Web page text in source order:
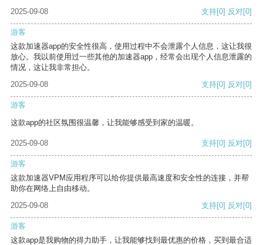
2025-09-08
支持[0] 反对[0]
游客
这款加速器app的安全性很高，使用过程中不会泄露个人信息，这让我很
放心。我以前使用过一些其他的加速器app，经常会出现个人信息泄露的
情况，这让我非常担心。
2025-09-08
支持[0] 反对[0]
游客
这款app的社区氛围很温馨，让我能够感受到家的温暖。
2025-09-08 支持[0] 反对[0]
游客
这款加速器VPM应用程序可以给你提供最高速度和安全性的连接，并帮
助你在网络上自由移动。
2025-09-08
支持[0] 反对[0]
游客
这款app是我购物的得力助手，让我能够找到最优惠的价格，买到最合适